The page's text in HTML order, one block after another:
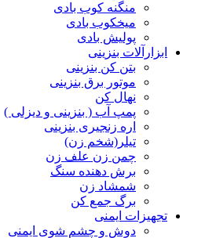
منگنه کوب بادی
میخکوب بادی
پولیش بادی
ابزارآلات بنزینی
بتن کن بنزینی
موتور برق بنزینی
نهال کن
پمپ آب ( بنزینی و دیزلی )
اره زنجیری بنزینی
تیلر(شخم زن)
چمن زن علف زن
برش دهنده سنگ
شمشاد زن
برگ جمع کن
تجهیزات ایمنی
دوش و چشم شوی ایمنی